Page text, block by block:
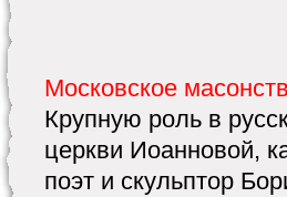
Московское
Крупную роль в
церкви Иоанновой,
поэт и скульптор